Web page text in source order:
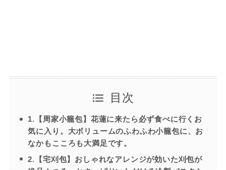
目次
1.【周家小籠包】花蓮に来たら必ず食べに行くお
気に入り。大ボリュームのふわふわ小籠包に、お
なかもこころも大満足です。
2.【宅刈包】おしゃれなアレンジが効いた刈包が